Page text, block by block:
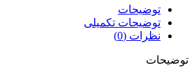
توضیحات
توضیحات تکمیلی
نظرات (0)
توضیحات